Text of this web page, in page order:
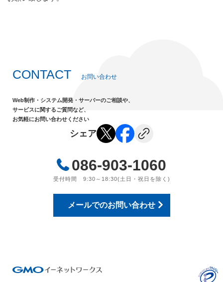
CONTACT お問い合わせ
Web制作・システム開発・サーバーのご相談や、
サービスに関するご質問など、
お気軽にお問い合わせください
シェア
086-903-1060
受付時間 9:30～18:30(土日・祝日を除く)
メールでのお問い合わせ